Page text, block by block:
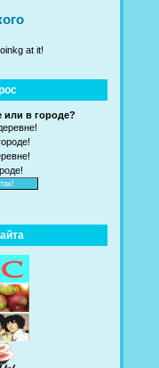
at it!
или в городе?